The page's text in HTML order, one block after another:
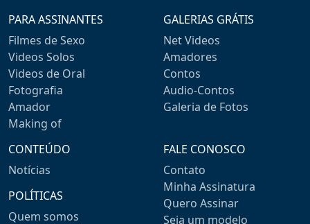
PARA ASSINANTES
Filmes de Sexo
Videos Solos
Videos de Oral
Fotografia
Amador
Making of
GALERIAS GRÁTIS
Net Videos
Amadores
Contos
Audio-Contos
Galeria de Fotos
CONTEÚDO
Notícias
POLÍTICAS
Quem somos
FALE CONOSCO
Contato
Minha Assinatura
Quero Assinar
Seja um modelo